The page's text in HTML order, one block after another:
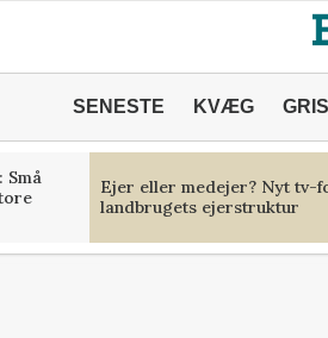
SENESTE KVÆG
Små
Ejer eller medejer? Nyt tv-
landbrugets ejerstruktur